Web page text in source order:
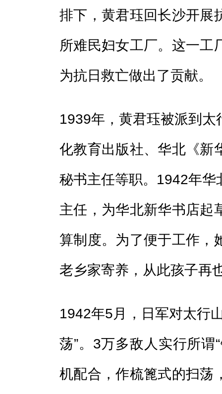
排下，黄君珏回长沙开展
所难民妇女工厂。这一工
为抗日救亡做出了贡献。
1939年，黄君珏被派到
化教育出版社、华北《新
秘书主任等职。1942年
主任，为华北新华书店起
算制度。为了便于工作，
老乡家寄养，从此孩子再
1942年5月，日军对太行
荡”。3万多敌人实行所谓
机配合，作梳篦式的扫荡